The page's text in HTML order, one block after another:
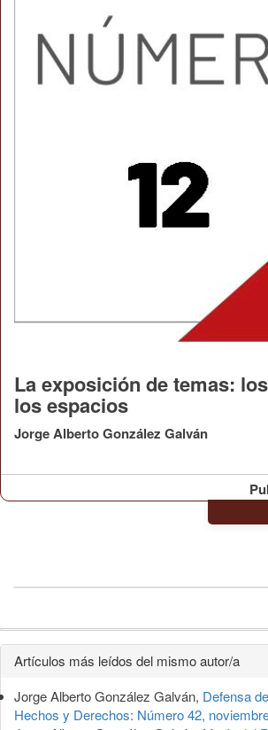
La exposición de temas:
los espacios
Jorge Alberto González Galván
Detalles
del
artículo
Artículos más leídos del mismo autor/a
Jorge Alberto González Galván, Defensa
Hechos y Derechos: Número 42,